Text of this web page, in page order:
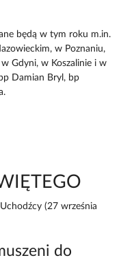
będą w tym roku m.in.
w Poznaniu,
Gdyni, w Koszalinie i w
Damian Bryl, bp
(27 września
do